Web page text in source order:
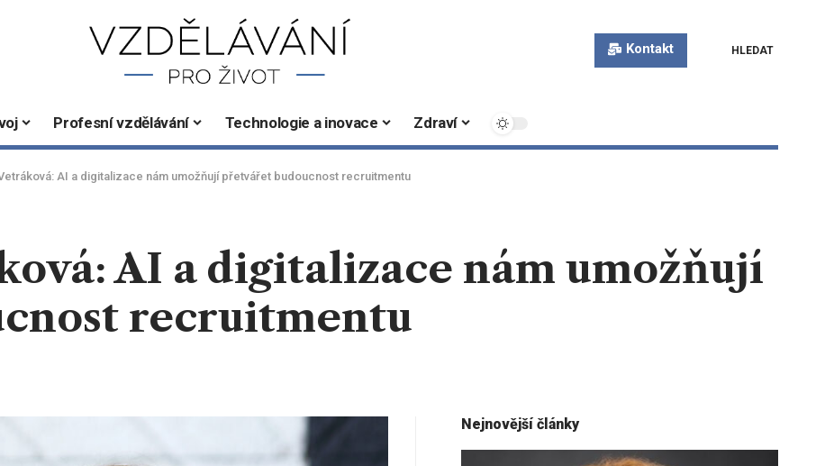
Kontakt HLEDAT
Profesní vzdělávání Technologie a inovace Zdraví
AI a digitalizace nám umožňují přetvářet budoucnost recruitmentu
AI a digitalizace nám umožňují
recruitmentu
Nejnovější články